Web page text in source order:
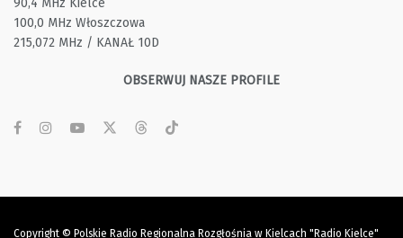
90,4 MHz Kielce
100,0 MHz Włoszczowa
215,072 MHz / KANAŁ 10D
OBSERWUJ NASZE PROFILE
Copyright © Polskie Radio Regionalna Rozgłośnia w Kielcach "Radio Kielce"